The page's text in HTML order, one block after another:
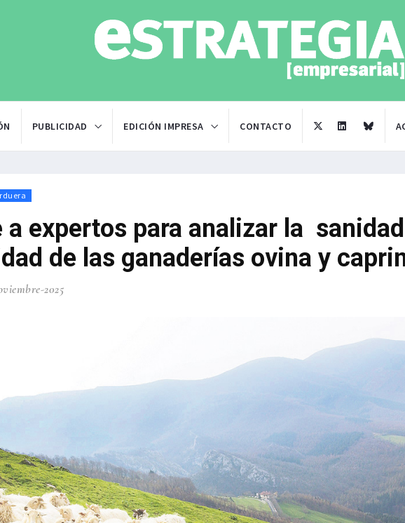
PUBLICIDAD EDICIÓN IMPRESA CONTACTO
a expertos para analizar la
de las ganaderías ovina y
2025